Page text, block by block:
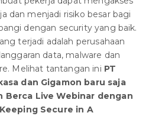
dan menjadi risiko besar bagi
dengan security yang baik.
terjadi adalah perusahaan
data, malware dan
Melihat tantangan ini PT
dan Gigamon baru saja
Berca Live Webinar dengan
Secure in A